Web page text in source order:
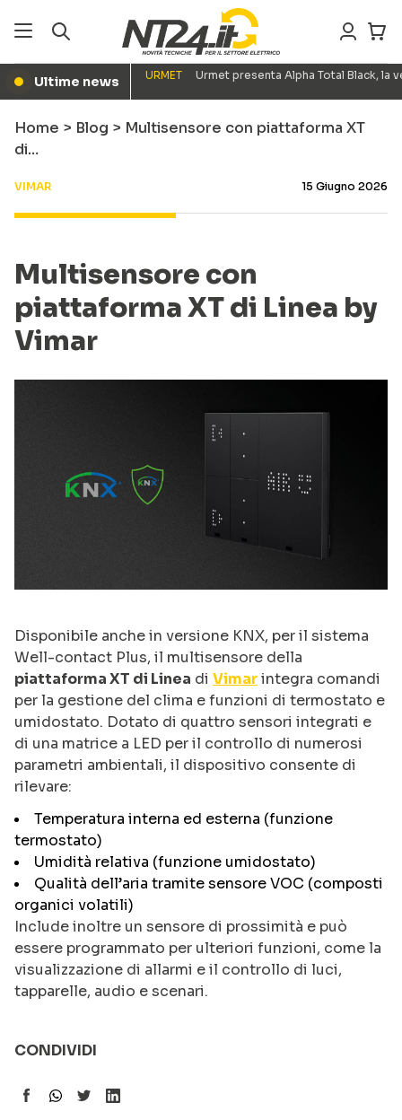
● Ultime news URMET Urmet presenta Alpha Total Black,
Home > Blog > Multisensore con piattaforma XT
di…
VIMAR 15 Giugno 2026
Multisensore con
piattaforma XT di Linea by
Vimar
Disponibile anche in versione KNX, per il sistema
Well-contact Plus, il multisensore della
piattaforma XT di Linea di Vimarintegra comandi
per la gestione del clima e funzioni di termostato e
umidostato. Dotato di quattro sensori integrati e
di una matrice a LED per il controllo di numerosi
parametri ambientali, il dispositivo consente di
rilevare:
Temperatura interna ed esterna (funzione
termostato)
Umidità relativa (funzione umidostato)
Qualità dell’aria tramite sensore VOC (composti
organici volatili)
Include inoltre un sensore di prossimità e può
essere programmato per ulteriori funzioni, come la
visualizzazione di allarmi e il controllo di luci,
tapparelle, audio e scenari.
CONDIVIDI